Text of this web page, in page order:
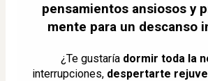
pensamientos ansiosos y
mente para un descanso
¿Te gustaría dormir toda la
interrupciones, despertarte